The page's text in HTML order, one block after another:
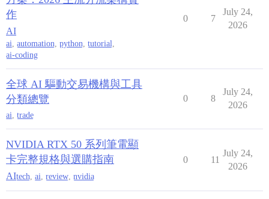
作
AI
ai, automation, python, tutorial,
ai-coding
0 7
July 24,
2026
全球 AI 驅動交易機構與工具
分類總覽
ai, trade
0 8
July 24,
2026
NVIDIA RTX 50 系列筆電顯
卡完整規格與選購指南
AItech ai review nvidia
0 11
July 24,
2026